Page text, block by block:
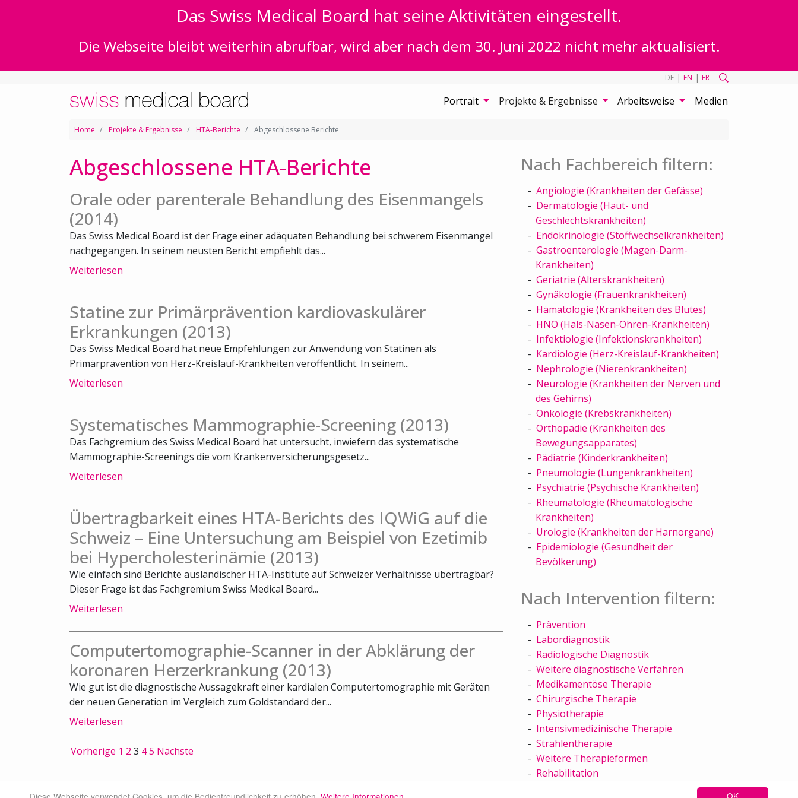
OK
Das Swiss Medical Board hat seine Aktivitäten eingestellt.
Die Webseite bleibt weiterhin abrufbar, wird aber nach dem 30. Juni 2022 nicht mehr aktualisiert.
DE | EN | FR
Portrait Projekte & Ergebnisse Arbeitsweise Medien
Home Projekte & Ergebnisse HTA-Berichte Abgeschlossene Berichte
Abgeschlossene HTA-Berichte
Orale oder parenterale Behandlung des Eisenmangels
(2014)
Das Swiss Medical Board ist der Frage einer adäquaten Behandlung bei schwerem Eisenmangel
nachgegangen. In seinem neusten Bericht empfiehlt das...
Weiterlesen
Statine zur Primärprävention kardiovaskulärer
Erkrankungen (2013)
Das Swiss Medical Board hat neue Empfehlungen zur Anwendung von Statinen als
Primärprävention von Herz-Kreislauf-Krankheiten veröffentlicht. In seinem...
Weiterlesen
Systematisches Mammographie-Screening (2013)
Das Fachgremium des Swiss Medical Board hat untersucht, inwiefern das systematische
Mammographie-Screenings die vom Krankenversicherungsgesetz...
Weiterlesen
Übertragbarkeit eines HTA-Berichts des IQWiG auf die
Schweiz – Eine Untersuchung am Beispiel von Ezetimib
bei Hypercholesterinämie (2013)
Wie einfach sind Berichte ausländischer HTA-Institute auf Schweizer Verhältnisse übertragbar?
Dieser Frage ist das Fachgremium Swiss Medical Board...
Weiterlesen
Computertomographie-Scanner in der Abklärung der
koronaren Herzerkrankung (2013)
Wie gut ist die diagnostische Aussagekraft einer kardialen Computertomographie mit Geräten
der neuen Generation im Vergleich zum Goldstandard der...
Weiterlesen
Vorherige 1 2 3 45 Nächste
Nach Fachbereich filtern:
Angiologie (Krankheiten der Gefässe)
Dermatologie (Haut- und
Geschlechtskrankheiten)
Endokrinologie (Stoffwechselkrankheiten)
Gastroenterologie (Magen-Darm-
Krankheiten)
Geriatrie (Alterskrankheiten)
Gynäkologie (Frauenkrankheiten)
Hämatologie (Krankheiten des Blutes)
HNO (Hals-Nasen-Ohren-Krankheiten)
Infektiologie (Infektionskrankheiten)
Kardiologie (Herz-Kreislauf-Krankheiten)
Nephrologie (Nierenkrankheiten)
Neurologie (Krankheiten der Nerven und
des Gehirns)
Onkologie (Krebskrankheiten)
Orthopädie (Krankheiten des
Bewegungsapparates)
Pädiatrie (Kinderkrankheiten)
Pneumologie (Lungenkrankheiten)
Psychiatrie (Psychische Krankheiten)
Rheumatologie (Rheumatologische
Krankheiten)
Urologie (Krankheiten der Harnorgane)
Epidemiologie (Gesundheit der
Bevölkerung)
Nach Intervention filtern:
Prävention
Labordiagnostik
Radiologische Diagnostik
Weitere diagnostische Verfahren
Medikamentöse Therapie
Chirurgische Therapie
Physiotherapie
Intensivmedizinische Therapie
Strahlentherapie
Weitere Therapieformen
Rehabilitation